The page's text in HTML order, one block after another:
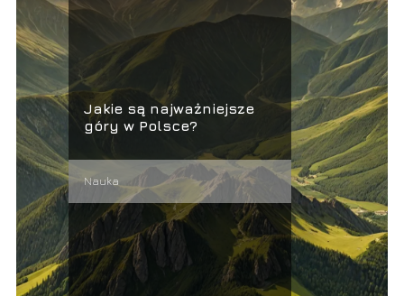
Jakie są najważniejsze
góry w Polsce?
Nauka